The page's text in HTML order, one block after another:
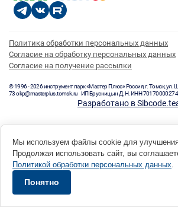
Политика обработки персональных данных
Согласие на обработку персональных данных
Согласие на получение рассылки
© 1996 - 2026 инструмент парк «Мастер Плюс» Россия, г. Томск, ул.
73 okp@masterplus.tomsk.ru ИП Брусницын Д.Н. ИНН
Разработано в
Мы используем файлы cookie для
Продолжая использовать сайт, вы
Политикой обработки персональных данных.
Понятно